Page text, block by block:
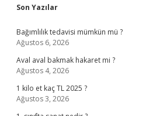
Sidebar
Son Yazılar
Bağımlılık tedavisi mümkün mü ?
Ağustos 6, 2026
Aval aval bakmak hakaret mi ?
Ağustos 4, 2026
1 kilo et kaç TL 2025 ?
Ağustos 3, 2026